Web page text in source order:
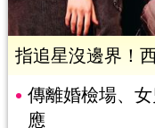
指追星沒邊界！
傳離婚檢場、
應